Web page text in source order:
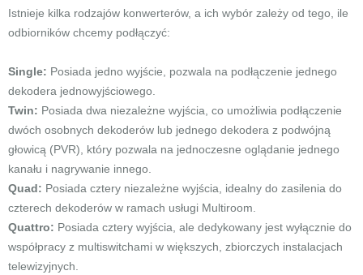
Istnieje kilka rodzajów konwerterów, a ich wybór zależy od tego, ile
odbiorników chcemy podłączyć:
Single: Posiada jedno wyjście, pozwala na podłączenie jednego
dekodera jednowyjściowego.
Twin: Posiada dwa niezależne wyjścia, co umożliwia podłączenie
dwóch osobnych dekoderów lub jednego dekodera z podwójną
głowicą (PVR), który pozwala na jednoczesne oglądanie jednego
kanału i nagrywanie innego.
Quad: Posiada cztery niezależne wyjścia, idealny do zasilenia do
czterech dekoderów w ramach usługi Multiroom.
Quattro: Posiada cztery wyjścia, ale dedykowany jest wyłącznie do
współpracy z multiswitchami w większych, zbiorczych instalacjach
telewizyjnych.